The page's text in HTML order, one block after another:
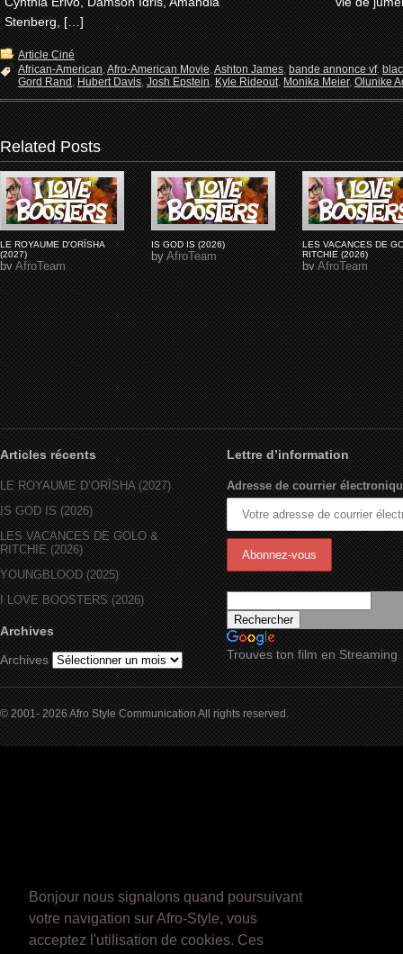
Bonjour nous signalons quand poursuivant
votre navigation sur Afro-Style, vous
acceptez l'utilisation de cookies. Ces
Stenberg, […]
Article Ciné
African-American,Afro-American Movie,Ashton James,bande annonce vf,
Gord Rand,Hubert Davis,Josh Epstein,Kyle Rideout,Monika Meier,Olunike
Related Posts
LE ROYAUME D'ORÏSHA
(2027)
byAfroTeam
IS GOD IS (2026)
byAfroTeam
LES VACANCES DE
RITCHIE (2026)
byAfroTeam
Articles récents
LE ROYAUME D’ORÏSHA (2027)
IS GOD IS (2026)
LES VACANCES DE GOLO &
RITCHIE (2026)
YOUNGBLOOD (2025)
I LOVE BOOSTERS (2026)
Archives
Archives
Lettre d’information
Adresse de courrier
Trouves ton film en Streaming
© 2001- 2026 Afro Style Communication All rights reserved.